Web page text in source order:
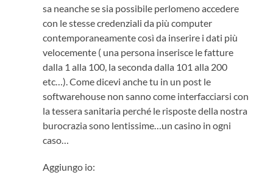
sa neanche se sia possibile perlomeno accedere
con le stesse credenziali da più computer
contemporaneamente così da inserire i dati più
velocemente ( una persona inserisce le fatture
dalla 1 alla 100, la seconda dalla 101 alla 200
etc…). Come dicevi anche tu in un post le
softwarehouse non sanno come interfacciarsi con
la tessera sanitaria perché le risposte della nostra
burocrazia sono lentissime…un casino in ogni
caso…
Aggiungo io: